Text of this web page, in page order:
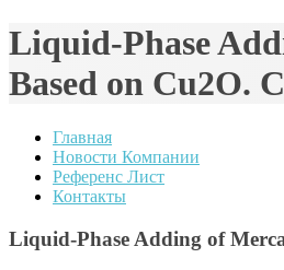
Liquid-Phase
Based on Cu2O.
Главная
Новости Компании
Референс Лист
Контакты
Liquid-Phase Adding of